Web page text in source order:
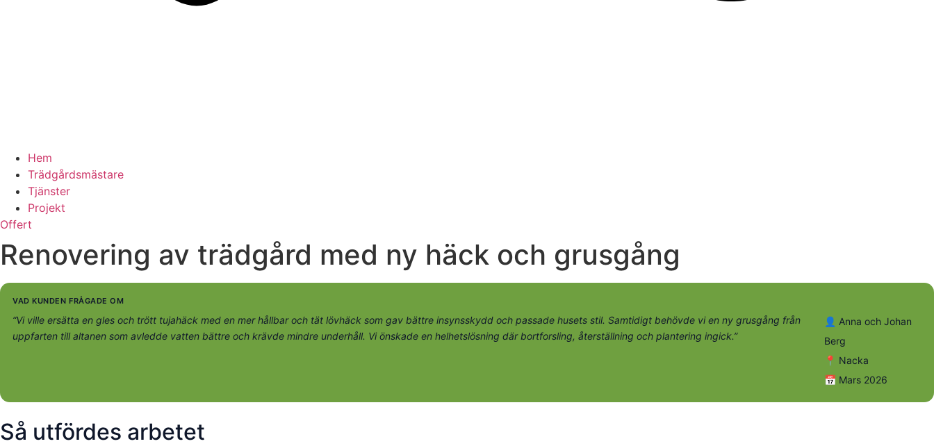
Hem
Trädgårdsmästare
Tjänster
Projekt
Offert
Renovering av trädgård med ny häck och grusgång
VAD KUNDEN FRÅGADE OM
“Vi ville ersätta en gles och trött tujahäck med en mer hållbar och tät lövhäck som gav bättre insynsskydd och passade husets stil. Samtidigt behövde vi en ny grusgång från
uppfarten till altanen som avledde vatten bättre och krävde mindre underhåll. Vi önskade en helhetslösning där bortforsling, återställning och plantering ingick.”
👤 Anna och Johan
Berg
📍 Nacka
📅 Mars 2026
Så utfördes arbetet